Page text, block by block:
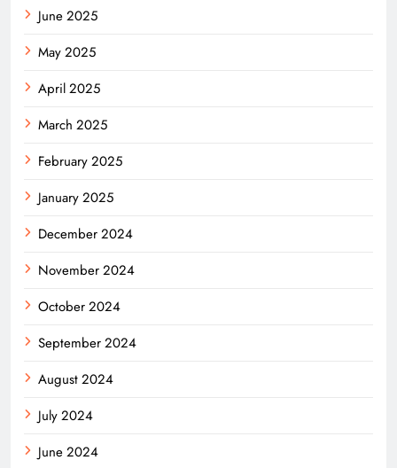
June 2025
May 2025
April 2025
March 2025
February 2025
January 2025
December 2024
November 2024
October 2024
September 2024
August 2024
July 2024
June 2024